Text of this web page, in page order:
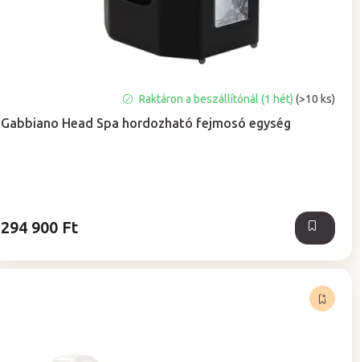
Gabbiano Head Spa hordozható fejmosó egység
Raktáron a beszállítónál (1 hét) (>10 ks)
294 900 Ft